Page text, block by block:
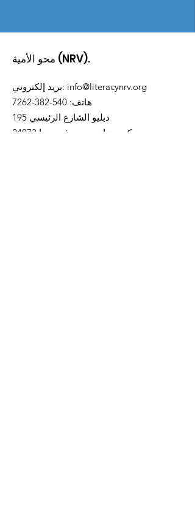
محو الأمية (NRV).
بريد إلكتروني: info@literacynrv.org
هاتف:
540-382-7262
195 دبليو الشارع الرئيسي
كريستيانسبورج، فيرجينيا 24073